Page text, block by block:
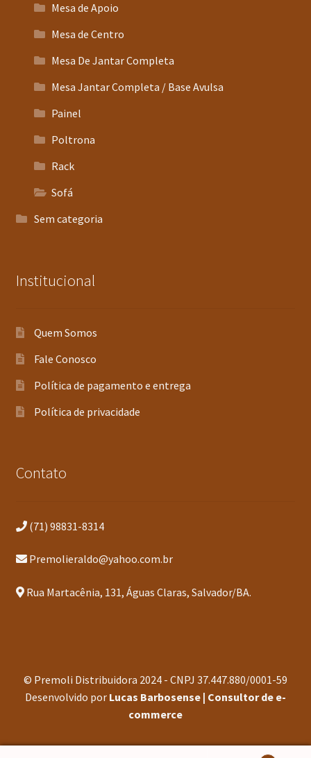
Mesa de Apoio
Mesa de Centro
Mesa De Jantar Completa
Mesa Jantar Completa / Base Avulsa
Painel
Poltrona
Rack
Sofá
Sem categoria
Institucional
Quem Somos
Fale Conosco
Política de pagamento e entrega
Política de privacidade
Contato
(71) 98831-8314
Premolieraldo@yahoo.com.br
Rua Martacênia, 131, Águas Claras, Salvador/BA.
© Premoli Distribuidora 2024 - CNPJ 37.447.880/0001-59
Desenvolvido por Lucas Barbosense | Consultor de e-
commerce